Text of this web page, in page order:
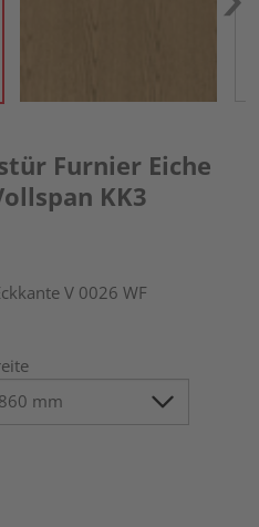
Furnier Eiche
KK3
V 0026 WF